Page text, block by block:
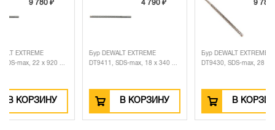
x 920 ...
Бур DEWALT EXTREME
DT9411, SDS-max, 18 x 340 ...
В КОРЗИНУ
Бур DEWALT EXTREME
DT9430, SDS-max, 28 x 570 ...
В КОРЗИНУ